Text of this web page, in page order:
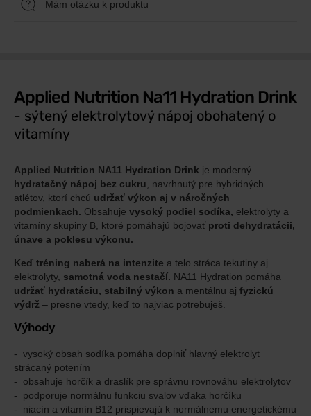
Mám otázku k produktu
Applied Nutrition Na11 Hydration Drink
- sýtený elektrolytový nápoj obohatený o
vitamíny
Applied Nutrition NA11 Hydration Drink je moderný
hydratačný nápoj bez cukru , navrhnutý pre hybridných
atlétov, ktorí chcú udržať výkon aj v náročných
podmienkach. Obsahuje vysoký podiel sodíka, elektrolyty a
vitamíny skupiny B, ktoré pomáhajú bojovať proti dehydratácii,
únave a poklesu výkonu.
Keď tréning naberá na intenzite a telo stráca tekutiny aj
elektrolyty, samotná voda nestačí. NA11 Hydration pomáha
udržať hydratáciu, stabilný výkon a mentálnu aj fyzickú
výdrž – presne vtedy, keď to najviac potrebuješ.
Výhody
vysoký obsah sodíka pomáha doplniť hlavný elektrolyt
strácaný potením
obsahuje horčík a draslík pre správnu rovnováhu elektrolytov
podporuje normálnu funkciu svalov vďaka horčíku
niacín a vitamín B12 prispievajú k normálnemu energetickému